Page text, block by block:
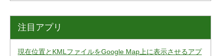
注目アプリ
現在位置とKMLファイルをGoogle Map上に表示させるアプ